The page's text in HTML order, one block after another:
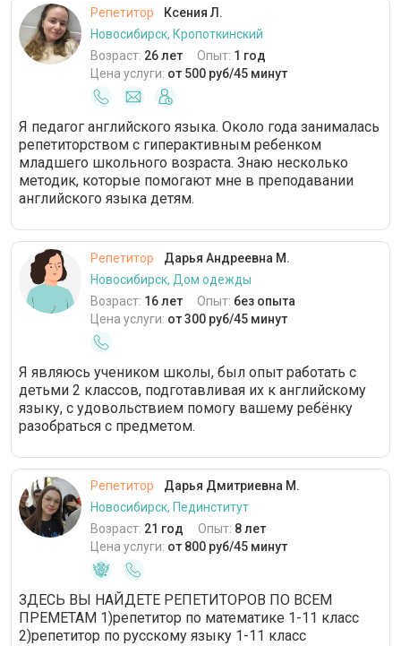
Репетитор
Ксения Л.
Новосибирск, Кропоткинский
Возраст: 26 лет Опыт: 1 год
Цена услуги: от 500 руб/45 минут
Я педагог английского языка. Около года занималась
репетиторством с гиперактивным ребенком
младшего школьного возраста. Знаю несколько
методик, которые помогают мне в преподавании
английского языка детям.
Репетитор
Дарья Андреевна М.
Новосибирск, Дом одежды
Возраст: 16 лет Опыт: без опыта
Цена услуги: от 300 руб/45 минут
Я являюсь учеником школы, был опыт работать с
детьми 2 классов, подготавливая их к английскому
языку, с удовольствием помогу вашему ребёнку
разобраться с предметом.
Репетитор
Дарья Дмитриевна М.
Новосибирск, Пединститут
Возраст: 21 год Опыт: 8 лет
Цена услуги: от 800 руб/45 минут
ЗДЕСЬ ВЫ НАЙДЕТЕ РЕПЕТИТОРОВ ПО ВСЕМ
ПРЕМЕТАМ 1)репетитор по математике 1-11 класс
2)репетитор по русскому языку 1-11 класс